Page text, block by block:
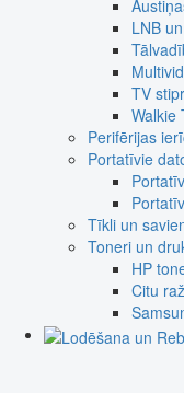
LNB
TV
Walkie
Perifērijas
Portatīvie
Tīkli un
Toneri un
HP
Citu